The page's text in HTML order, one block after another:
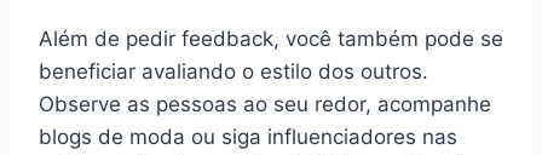
Além de pedir feedback, você também pode se
beneficiar avaliando o estilo dos outros.
Observe as pessoas ao seu redor, acompanhe
blogs de moda ou siga influenciadores nas